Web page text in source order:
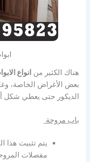
هناك الكثير من انواع
بعض الأغراض الخاصة،
الديكور حتى يعطي شكل
باب مروحة
يتم تثبيت هذا
مفصلات